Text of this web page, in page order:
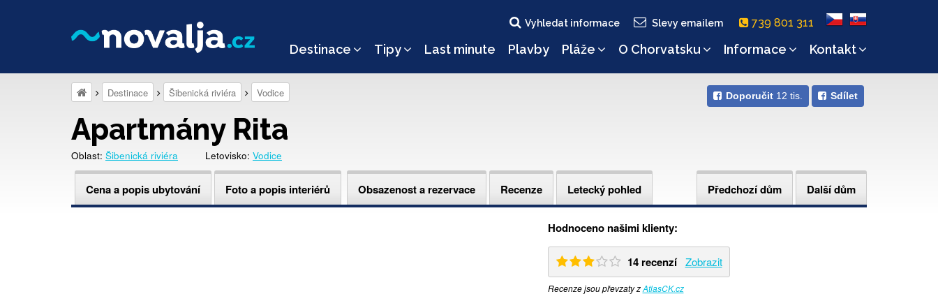
Vyhledat informace Slevy emailem 739 801 311
Destinace Tipy Last minute Plavby Pláže O Chorvatsku Informace Kontakt
Doporučit 12 tis. Sdílet
Destinace Šibenická riviéra Vodice
Apartmány Rita
Oblast: Šibenická riviéra Letovisko: Vodice
Předchozí dům Další dům
Cena a popis ubytování Foto a popis interiérů Obsazenost a rezervace Recenze Letecký pohled
Hodnoceno našimi klienty:
14 recenzí Zobrazit
Recenze jsou převzaty zAtlasCK.cz